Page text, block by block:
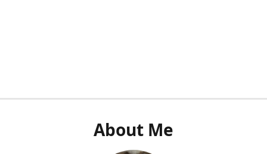
About Me